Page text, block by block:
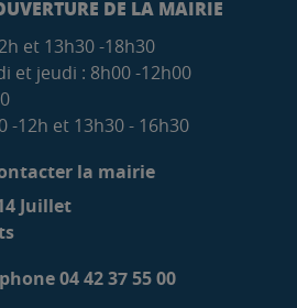
DE LA MAIRIE
et 13h30 -18h30
et jeudi : 8h00 -12h00
-12h et 13h30 - 16h30
la mairie
Juillet
04 42 37 55 00